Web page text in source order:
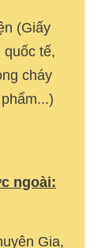
(Giấy
quốc tế,
cháy
ngoài:
Gia,